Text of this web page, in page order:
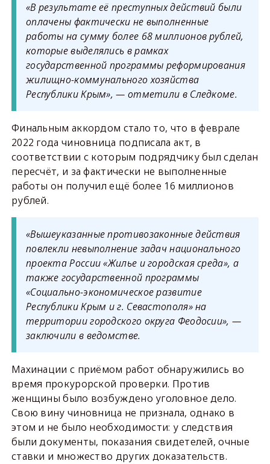
«В результате её преступных действий были
оплачены фактически не выполненные
работы на сумму более 68 миллионов рублей,
которые выделялись в рамках
государственной программы реформирования
жилищно-коммунального хозяйства
Республики Крым», — отметили в Следкоме.
Финальным аккордом стало то, что в феврале
2022 года чиновница подписала акт, в
соответствии с которым подрядчику был сделан
пересчёт, и за фактически не выполненные
работы он получил ещё более 16 миллионов
рублей.
«Вышеуказанные противозаконные действия
повлекли невыполнение задач национального
проекта России «Жилье и городская среда», а
также государственной программы
«Социально-экономическое развитие
Республики Крым и г. Севастополя» на
территории городского округа Феодосии», —
заключили в ведомстве.
Махинации с приёмом работ обнаружились во
время прокурорской проверки. Против
женщины было возбуждено уголовное дело.
Свою вину чиновница не признала, однако в
этом и не было необходимости: у следствия
были документы, показания свидетелей, очные
ставки и множество других доказательств.